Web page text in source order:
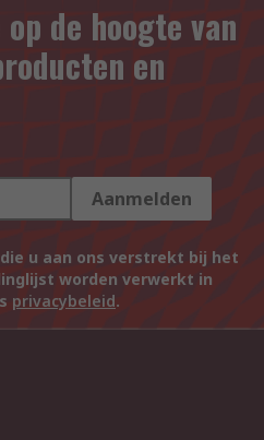
de hoogte van
en
Aanmelden
u aan ons verstrekt bij het
worden verwerkt in
privacybeleid.